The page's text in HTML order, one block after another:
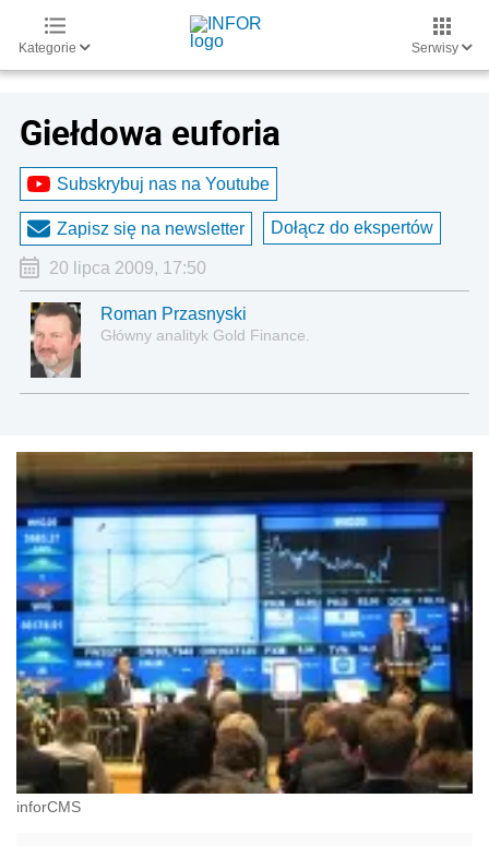
Kategorie Serwisy
Giełdowa euforia
Subskrybuj nas na Youtube
Zapisz się na newsletter Dołącz do ekspertów
20 lipca 2009, 17:50
Roman Przasnyski
Główny analityk Gold Finance.
inforCMS